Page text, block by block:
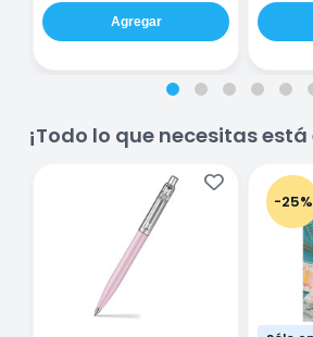
Agregar
¡Todo lo que necesitas está
-25%